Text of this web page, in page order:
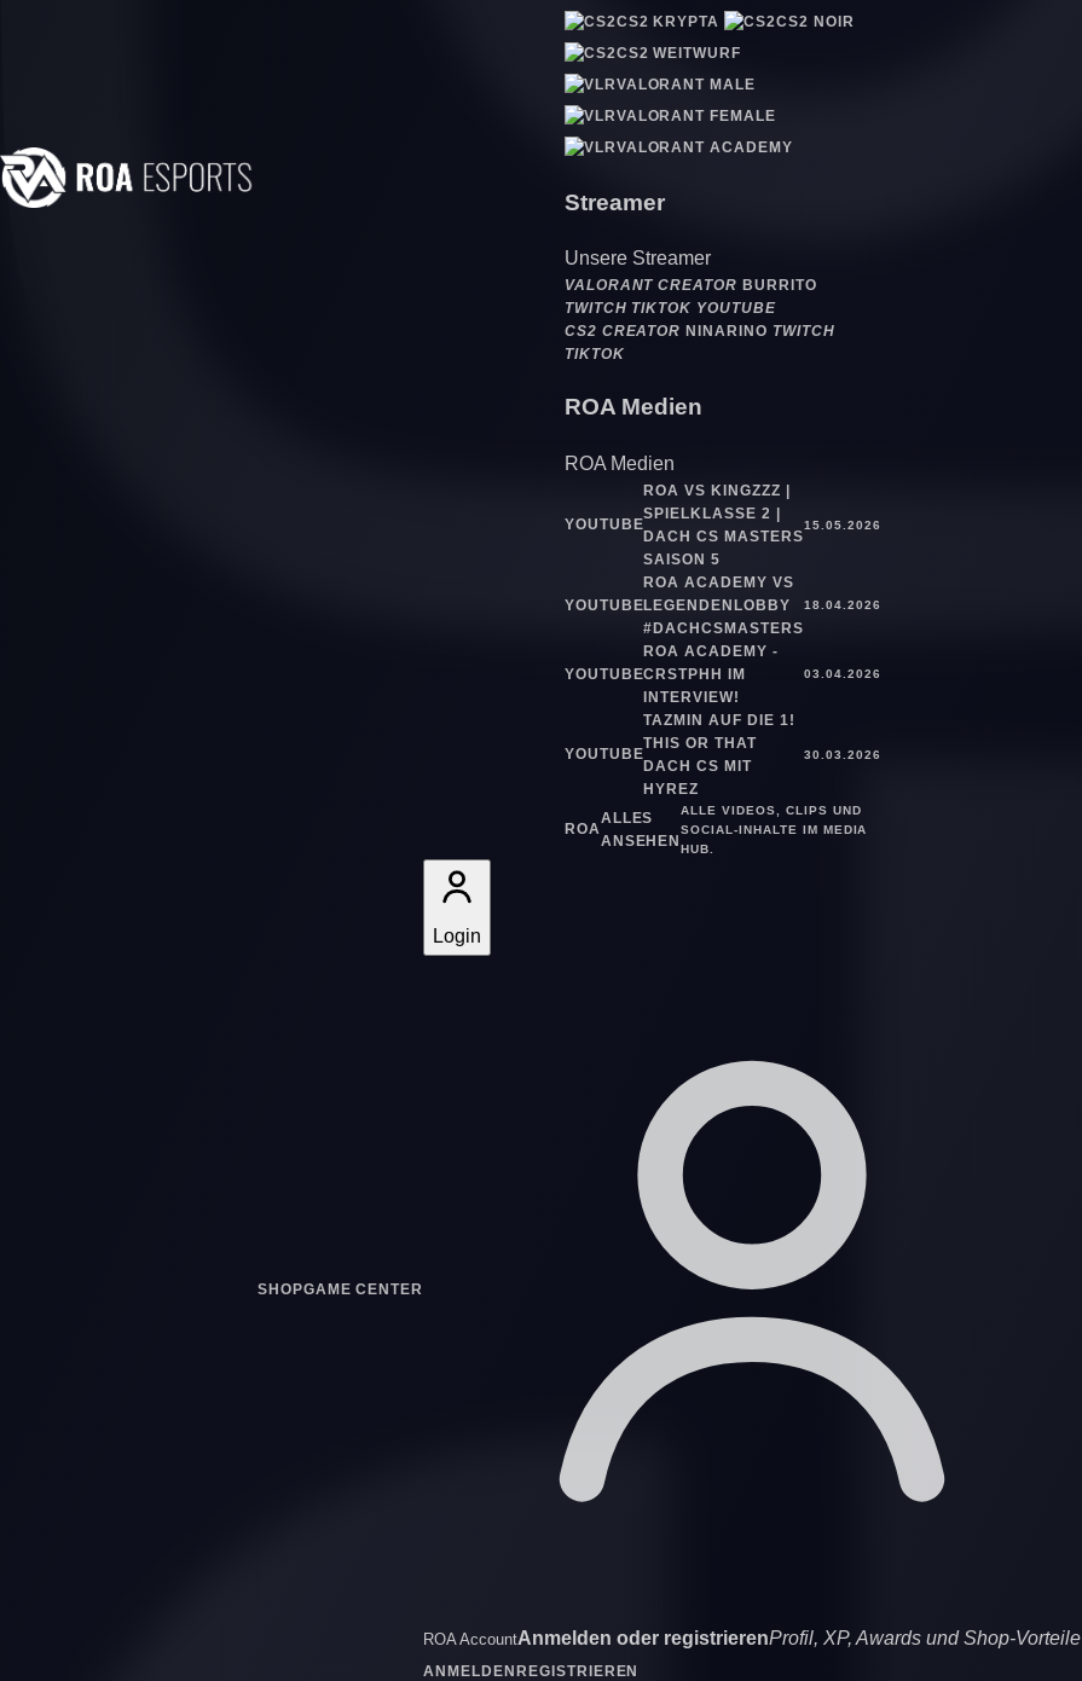
CS2 KRYPTA
CS2 NOIR
CS2 WEITWURF
VALORANT MALE
VALORANT FEMALE
VALORANT ACADEMY
Streamer
Unsere Streamer
VALORANT CREATOR BURRITO
TWITCH TIKTOK YOUTUBE
CS2 CREATOR NINARINO TWITCH
TIKTOK
ROA Medien
ROA Medien
YOUTUBE
ROA VS KINGZZZ |
SPIELKLASSE 2 |
DACH CS MASTERS
SAISON 5
15.05.2026
YOUTUBE
ROA ACADEMY VS
LEGENDENLOBBY
#DACHCSMASTERS
18.04.2026
YOUTUBE
ROA ACADEMY -
CRSTPHH IM
INTERVIEW!
03.04.2026
YOUTUBE
TAZMIN AUF DIE 1!
THIS OR THAT
DACH CS MIT
HYREZ
30.03.2026
ROA
ALLES
ANSEHEN
ALLE VIDEOS, CLIPS UND
SOCIAL-INHALTE IM MEDIA
HUB.
SHOPGAME CENTER
Login
ROA AccountAnmelden oder registrierenProfil, XP, Awards und Shop-Vorteile
ANMELDENREGISTRIEREN